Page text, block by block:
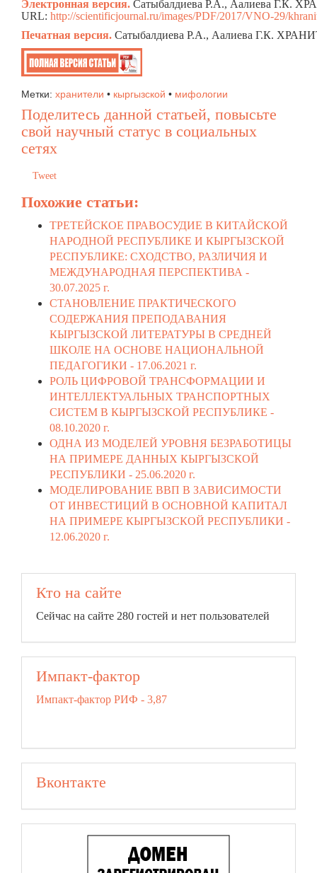
Электронная версия. Сатыбалдиева Р.А., Аалиева Г.К.
URL: http://scientificjournal.ru/images/PDF/2017/VNO-29/
Печатная версия. Сатыбалдиева Р.А., Аалиева Г.К.
Метки: хранители • кыргызской • мифологии
Поделитесь данной статьей, повысьте
свой научный статус в социальных
сетях
Tweet
Похожие статьи:
ТРЕТЕЙСКОЕ ПРАВОСУДИЕ В КИТАЙСКОЙ
НАРОДНОЙ РЕСПУБЛИКЕ И КЫРГЫЗСКОЙ
РЕСПУБЛИКЕ: СХОДСТВО, РАЗЛИЧИЯ И
МЕЖДУНАРОДНАЯ ПЕРСПЕКТИВА -
30.07.2025 г.
СТАНОВЛЕНИЕ ПРАКТИЧЕСКОГО
СОДЕРЖАНИЯ ПРЕПОДАВАНИЯ
КЫРГЫЗСКОЙ ЛИТЕРАТУРЫ В СРЕДНЕЙ
ШКОЛЕ НА ОСНОВЕ НАЦИОНАЛЬНОЙ
ПЕДАГОГИКИ - 17.06.2021 г.
РОЛЬ ЦИФРОВОЙ ТРАНСФОРМАЦИИ И
ИНТЕЛЛЕКТУАЛЬНЫХ ТРАНСПОРТНЫХ
СИСТЕМ В КЫРГЫЗСКОЙ РЕСПУБЛИКЕ -
08.10.2020 г.
ОДНА ИЗ МОДЕЛЕЙ УРОВНЯ БЕЗРАБОТИЦЫ
НА ПРИМЕРЕ ДАННЫХ КЫРГЫЗСКОЙ
РЕСПУБЛИКИ - 25.06.2020 г.
МОДЕЛИРОВАНИЕ ВВП В ЗАВИСИМОСТИ
ОТ ИНВЕСТИЦИЙ В ОСНОВНОЙ КАПИТАЛ
НА ПРИМЕРЕ КЫРГЫЗСКОЙ РЕСПУБЛИКИ -
12.06.2020 г.
Кто на сайте
Сейчас на сайте 280 гостей и нет пользователей
Импакт-фактор
Импакт-фактор РИФ - 3,87
Вконтакте